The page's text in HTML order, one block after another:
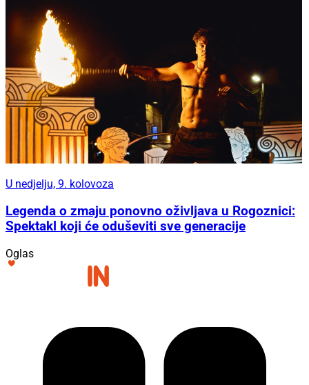
U nedjelju, 9. kolovoza
Legenda o zmaju ponovno oživljava u Rogoznici:
Spektakl koji će oduševiti sve generacije
Oglas